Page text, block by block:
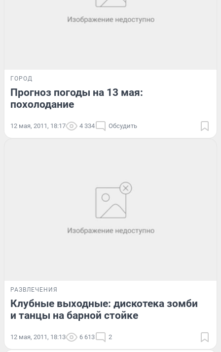
ГОРОД
Прогноз погоды на 13 мая:
похолодание
12 мая, 2011, 18:17 4 334 Обсудить
РАЗВЛЕЧЕНИЯ
Клубные выходные: дискотека зомби
и танцы на барной стойке
12 мая, 2011, 18:13 6 613 2